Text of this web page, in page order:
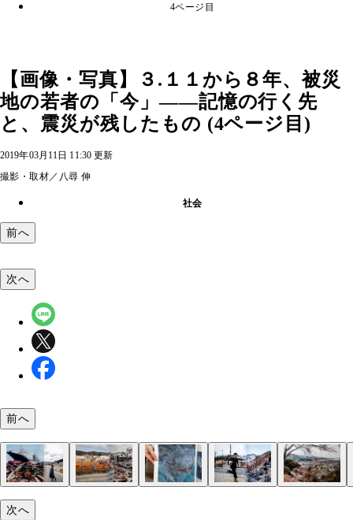
4ページ目
【画像・写真】３.１１から８年、被災
地の若者の「今」――記憶の行く先
と、震災が残したもの (4ページ目)
2019年03月11日 11:30 更新
撮影・取材／八尋 伸
社会
前へ
次へ
前へ
次へ